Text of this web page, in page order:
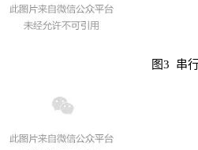
图3 串行风冷单